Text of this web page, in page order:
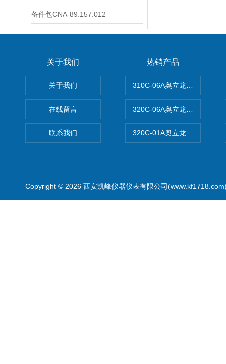
备件包CNA-89.157.012
关于我们
关于我们
在线留言
联系我们
热销产品
310C-06A奥立龙实验室台式
320C-06A奥立龙实验室便携
320C-01A奥立龙实验室便携
Copyright © 2026 西安凯峰仪器仪表有限公司